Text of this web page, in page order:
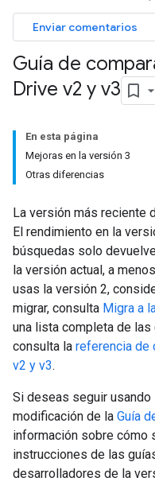
Enviar comentarios
Guía de
Drive v2 y v3
En esta página
Mejoras en la versión 3
Otras diferencias
La versión más reciente
El rendimiento en la
búsquedas solo
la versión actual, a
usas la versión 2,
migrar, consulta Migra a
una lista completa de
consulta la referencia de
v2 y v3.
Si deseas seguir
modificación de la Guía
información sobre cómo
instrucciones de las
desarrolladores de la